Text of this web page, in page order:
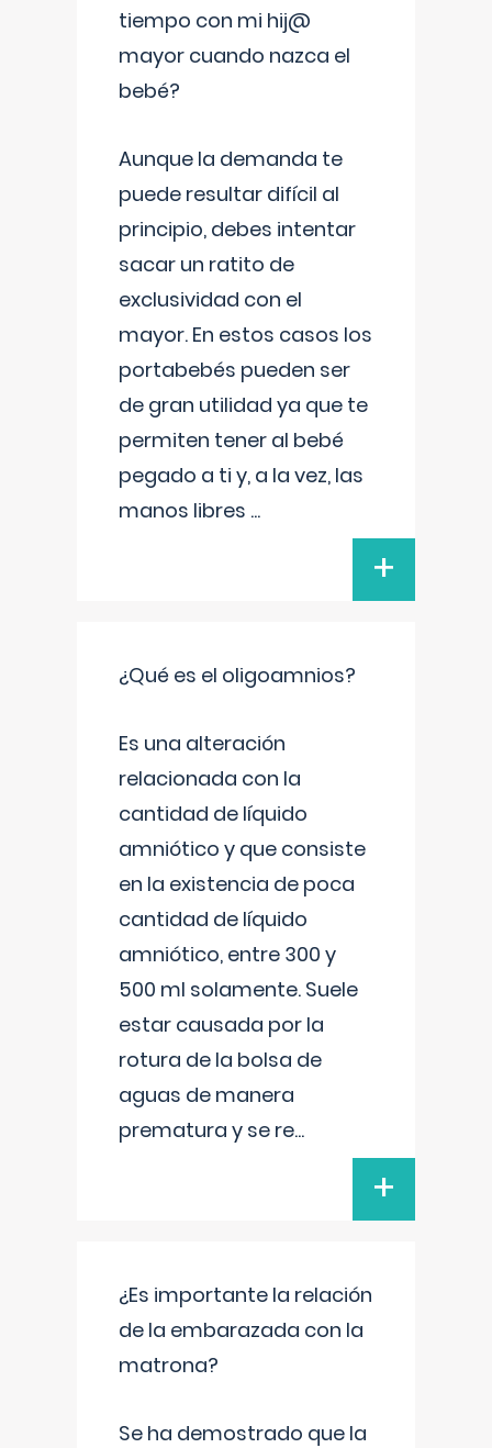
tiempo con mi hij@
mayor cuando nazca el
bebé?
Aunque la demanda te
puede resultar difícil al
principio, debes intentar
sacar un ratito de
exclusividad con el
mayor. En estos casos los
portabebés pueden ser
de gran utilidad ya que te
permiten tener al bebé
pegado a ti y, a la vez, las
manos libres ...
+
¿Qué es el oligoamnios?
Es una alteración
relacionada con la
cantidad de líquido
amniótico y que consiste
en la existencia de poca
cantidad de líquido
amniótico, entre 300 y
500 ml solamente. Suele
estar causada por la
rotura de la bolsa de
aguas de manera
prematura y se re...
+
¿Es importante la relación
de la embarazada con la
matrona?
Se ha demostrado que la